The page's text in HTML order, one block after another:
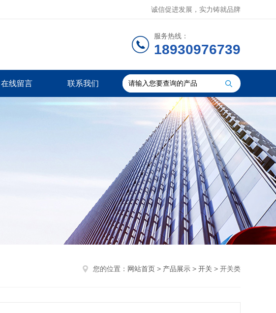
诚信促进发展，实力铸就品牌
服务热线：
18930976739
在线留言 联系我们
您的位置： 网站首页 > 产品展示 > 开关 > 开关类